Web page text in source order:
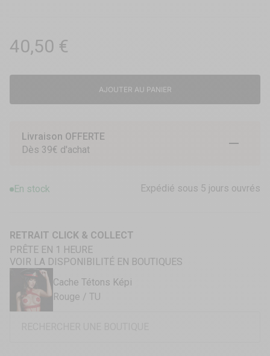
Prix de vente
40,50 €
AJOUTER AU PANIER
Livraison OFFERTE
Dès 39€ d'achat
En stock Expédié sous 5 jours ouvrés
RETRAIT CLICK & COLLECT
PRÊTE EN 1 HEURE
VOIR LA DISPONIBILITÉ EN BOUTIQUES
Cache Tétons Képi
Rouge / TU